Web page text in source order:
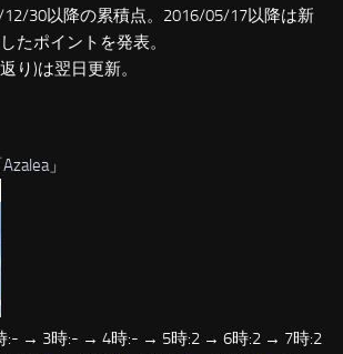
12/30以降の累積点。2016/05/17以降は新
たポイントを発表。
り)は翌日更新。
Azalea」
:- → 3時:- → 4時:- → 5時:2 → 6時:2 → 7時:2